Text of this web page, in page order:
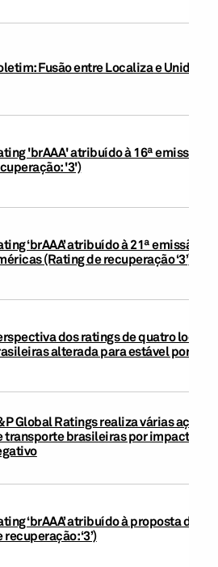
Fusão entre Localiza e Unidas
'brAAA' atribuído à 16ª emissão
'3')
‘brAAA’ atribuído à 21ª emissão
(Rating de recuperação ‘3’)
dos ratings de quatro
alterada para estável por
Global Ratings realiza várias ações
transporte brasileiras por impacto da
‘brAAA’ atribuído à proposta da
recuperação: ‘3’)